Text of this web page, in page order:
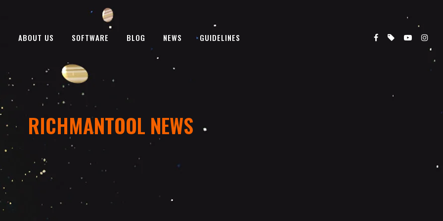
ABOUT US SOFTWARE BLOG NEWS GUIDELINES
RICHMANTOOL NEWS